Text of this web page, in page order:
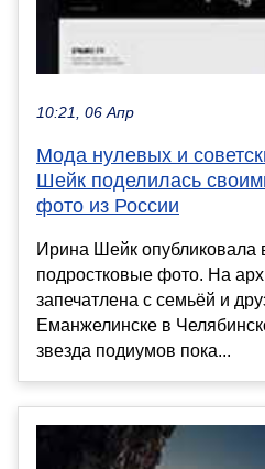
10:21, 06 Апр
Мода нулевых и
Шейк поделилась
фото из России
Ирина Шейк опубликовала
подростковые фото. На
запечатлена с семьёй и
Еманжелинске в
звезда подиумов пока...